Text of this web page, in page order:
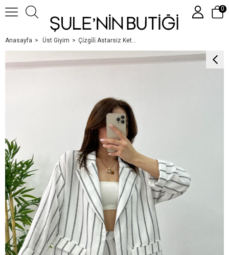
Üye Girişi Üye Ol
0
Anasayfa Üst Giyim Çi̇zgi̇li̇ Astarsiz Keten Ceket Beyaz